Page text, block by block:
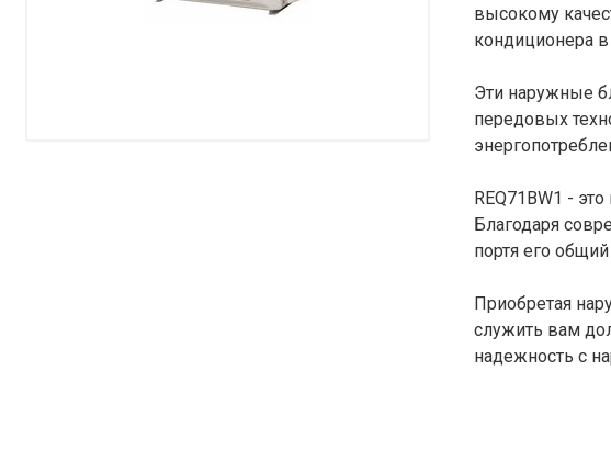
высокому
кондиционера
Эти наружные
передовых
REQ71BW1 -
Благодаря
портя его
Приобретая
служить вам
надежность с